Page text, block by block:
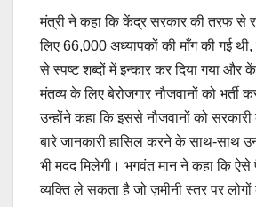
मंत्री ने कहा कि केंद्र सरकार की तरफ से
लिए 66,000 अध्यापकों की माँग की गई
से स्पष्ट शब्दों में इन्कार कर दिया गया और
मंतव्य के लिए बेरोजगार नौजवानों को भर्ती
उन्होंने कहा कि इससे नौजवानों को
बारे जानकारी हासिल करने के साथ-साथ
भी मदद मिलेगी। भगवंत मान ने कहा कि
व्यक्ति ले सकता है जो ज़मीनी स्तर पर